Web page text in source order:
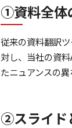
①資料全体
従来の資料翻訳
対し、当社の資
たニュアンスの
②スライド